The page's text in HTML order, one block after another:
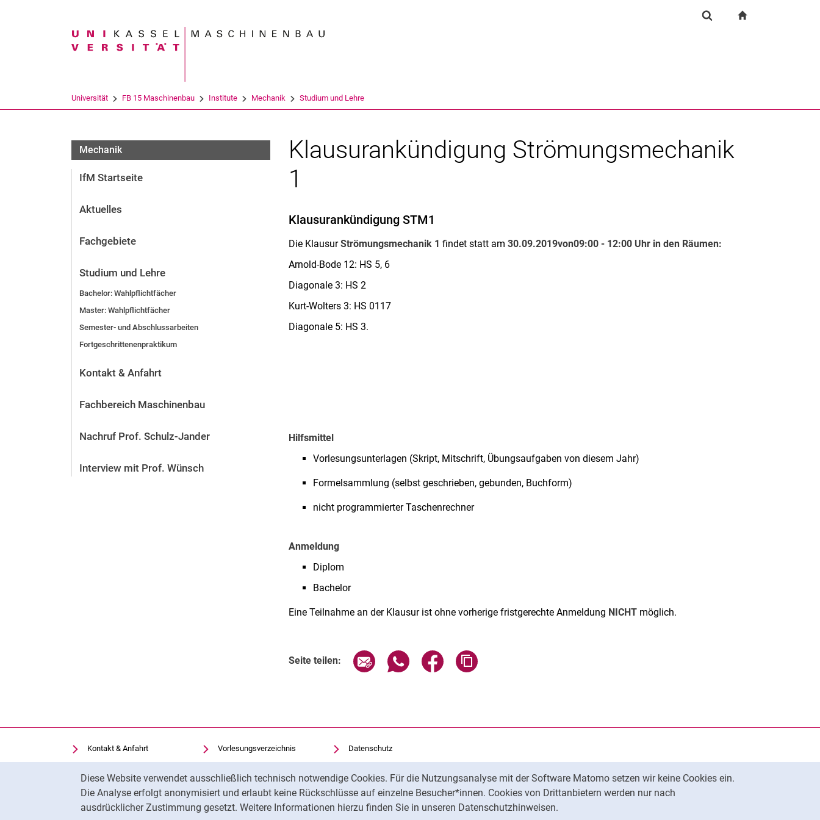
Diese Website verwendet ausschließlich technisch notwendige Cookies. Für die Nutzungsanalyse mit der Software Matomo setzen wir keine Cookies ein.
Die Analyse erfolgt anonymisiert und erlaubt keine Rückschlüsse auf einzelne Besucher*innen. Cookies von Drittanbietern werden nur nach
ausdrücklicher Zustimmung gesetzt. Weitere Informationen hierzu finden Sie in unseren Datenschutzhinweisen.
Suchbegriff
Universität FB 15 Maschinenbau Institute Mechanik Studium und Lehre
Prüfungen
Mechanik
IfM Startseite
Aktuelles
Fachgebiete
Studium und Lehre
Bachelor: Wahlpflichtfächer
Master: Wahlpflichtfächer
Semester- und Abschlussarbeiten
Fortgeschrittenenpraktikum
Kontakt & Anfahrt
Fachbereich Maschinenbau
Nachruf Prof. Schulz-Jander
Interview mit Prof. Wünsch
Klausurankündigung Strömungsmechanik
1
Klausurankündigung STM1
Die KlausurStrömungsmechanik 1 findet statt am30.09.2019von09:00 - 12:00 Uhr in den Räumen:
Arnold-Bode 12: HS 5, 6
Diagonale 3: HS 2
Kurt-Wolters 3: HS 0117
Diagonale 5: HS 3.
Hilfsmittel
Vorlesungsunterlagen (Skript, Mitschrift, Übungsaufgaben von diesem Jahr)
Formelsammlung (selbst geschrieben, gebunden, Buchform)
nicht programmierter Taschenrechner
Anmeldung
Diplom
Bachelor
Eine Teilnahme an der Klausur ist ohne vorherige fristgerechte Anmeldung NICHT möglich.
Seite teilen: Seite über E-Mail teilen
Seite über WhatsApp teilen (externer Link, öffnet neues Fenster)
Seite über Facebook teilen (externer Link, öffnet neues Fenster)
Kontakt & Anfahrt
Einrichtungen suchen
Stellenangebote
Cookie-Einstellungen
Vorlesungsverzeichnis
Uni-Bibliothek
Moodle
Panopto
Datenschutz
Barrierefreiheit
Transparenter KI-Einsatz
Impressum